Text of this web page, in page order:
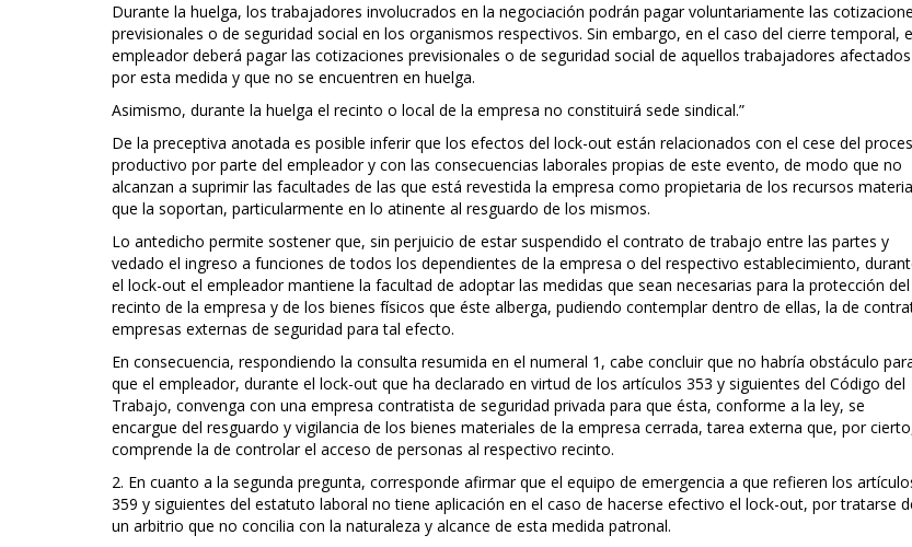
Durante la huelga, los trabajadores involucrados en la negociación podrán pagar voluntariamente las
previsionales o de seguridad social en los organismos respectivos. Sin embargo, en el caso del cierre temporal,
empleador deberá pagar las cotizaciones previsionales o de seguridad social de aquellos trabajadores afectados
por esta medida y que no se encuentren en huelga.
Asimismo, durante la huelga el recinto o local de la empresa no constituirá sede sindical.”
De la preceptiva anotada es posible inferir que los efectos del lock-out están relacionados con el cese del
productivo por parte del empleador y con las consecuencias laborales propias de este evento, de modo que no
alcanzan a suprimir las facultades de las que está revestida la empresa como propietaria de los recursos
que la soportan, particularmente en lo atinente al resguardo de los mismos.
Lo antedicho permite sostener que, sin perjuicio de estar suspendido el contrato de trabajo entre las partes y
vedado el ingreso a funciones de todos los dependientes de la empresa o del respectivo establecimiento,
el lock-out el empleador mantiene la facultad de adoptar las medidas que sean necesarias para la protección del
recinto de la empresa y de los bienes físicos que éste alberga, pudiendo contemplar dentro de ellas, la de
empresas externas de seguridad para tal efecto.
En consecuencia, respondiendo la consulta resumida en el numeral 1, cabe concluir que no habría obstáculo
que el empleador, durante el lock-out que ha declarado en virtud de los artículos 353 y siguientes del Código del
Trabajo, convenga con una empresa contratista de seguridad privada para que ésta, conforme a la ley, se
encargue del resguardo y vigilancia de los bienes materiales de la empresa cerrada, tarea externa que, por
comprende la de controlar el acceso de personas al respectivo recinto.
2. En cuanto a la segunda pregunta, corresponde afirmar que el equipo de emergencia a que refieren los
359 y siguientes del estatuto laboral no tiene aplicación en el caso de hacerse efectivo el lock-out, por tratarse
un arbitrio que no concilia con la naturaleza y alcance de esta medida patronal.